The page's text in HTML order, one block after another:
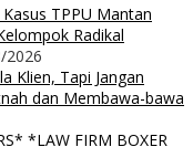
TPPU Mantan
Radikal
2026
Klien, Tapi Jangan
dan Membawa-bawa
*LAW FIRM BOXER